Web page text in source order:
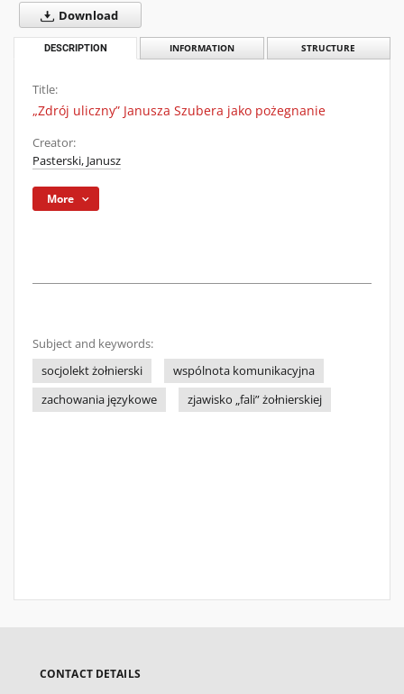
Download
DESCRIPTION INFORMATION STRUCTURE
Title:
„Zdrój uliczny” Janusza Szubera jako pożegnanie
Creator:
Pasterski, Janusz
More
Subject and keywords:
socjolekt żołnierski
wspólnota komunikacyjna
zachowania językowe
zjawisko „fali” żołnierskiej
CONTACT DETAILS